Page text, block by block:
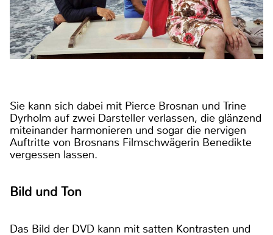
Sie kann sich dabei mit Pierce Brosnan und Trine
Dyrholm auf zwei Darsteller verlassen, die glänzend
miteinander harmonieren und sogar die nervigen
Auftritte von Brosnans Filmschwägerin Benedikte
vergessen lassen.
Bild und Ton
Das Bild der DVD kann mit satten Kontrasten und